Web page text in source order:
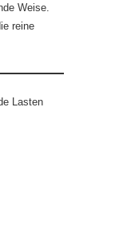
Weise.
reine
Lasten